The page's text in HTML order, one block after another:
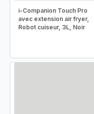
i-Companion Touch Pro
avec extension air fryer,
Robot cuiseur, 3L, Noir